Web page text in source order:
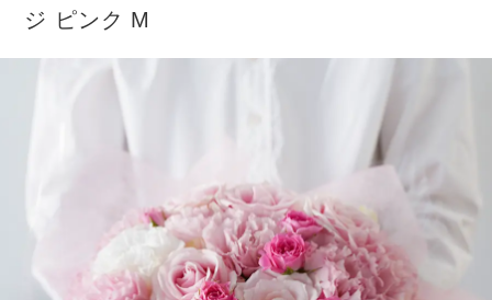
ジ ピンク M